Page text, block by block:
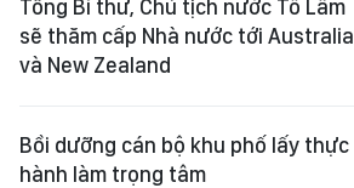
Tổng Bí thư, Chủ tịch nước Tô Lâm
sẽ thăm cấp Nhà nước tới Australia
và New Zealand
Bồi dưỡng cán bộ khu phố lấy thực
hành làm trọng tâm